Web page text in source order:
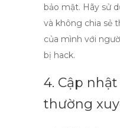
bảo mật. Hãy sử
và không chia sẻ
của mình với
bị hack.
4. Cập
thường